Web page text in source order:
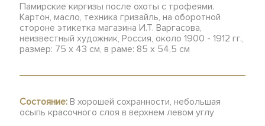
Памирские киргизы после охоты с трофеями.
Картон, масло, техника гризайль, на оборотной
стороне этикетка магазина И.Т. Варгасова,
неизвестный художник, Россия, около 1900 - 1912 гг.,
размер: 75 х 43 см, в раме: 85 х 54,5 см
Состояние: В хорошей сохранности, небольшая
осыпь красочного слоя в верхнем левом углу